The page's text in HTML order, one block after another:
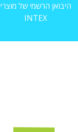
היבואן הרשמי של מוצרי
INTEX